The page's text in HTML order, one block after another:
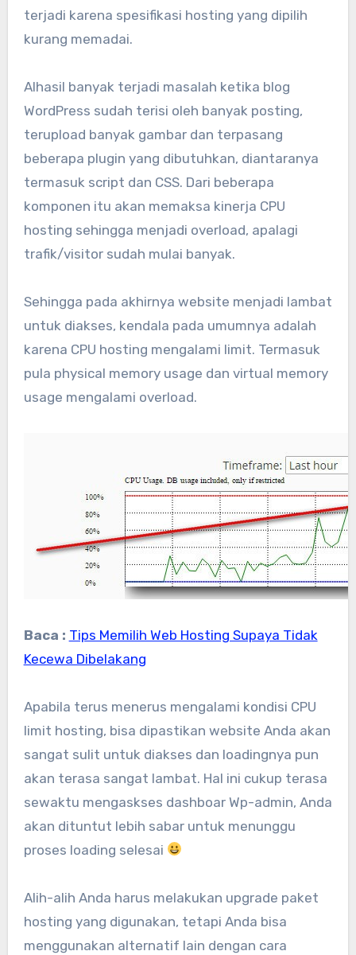
terjadi karena spesifikasi hosting yang dipilih
kurang memadai.
Alhasil banyak terjadi masalah ketika blog
WordPress sudah terisi oleh banyak posting,
terupload banyak gambar dan terpasang
beberapa plugin yang dibutuhkan, diantaranya
termasuk script dan CSS. Dari beberapa
komponen itu akan memaksa kinerja CPU
hosting sehingga menjadi overload, apalagi
trafik/visitor sudah mulai banyak.
Sehingga pada akhirnya website menjadi lambat
untuk diakses, kendala pada umumnya adalah
karena CPU hosting mengalami limit. Termasuk
pula physical memory usage dan virtual memory
usage mengalami overload.
Baca : Tips Memilih Web Hosting Supaya Tidak
Kecewa Dibelakang
Apabila terus menerus mengalami kondisi CPU
limit hosting, bisa dipastikan website Anda akan
sangat sulit untuk diakses dan loadingnya pun
akan terasa sangat lambat. Hal ini cukup terasa
sewaktu mengaskses dashboar Wp-admin, Anda
akan dituntut lebih sabar untuk menunggu
proses loading selesai
Alih-alih Anda harus melakukan upgrade paket
hosting yang digunakan, tetapi Anda bisa
menggunakan alternatif lain dengan cara